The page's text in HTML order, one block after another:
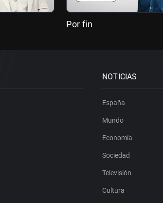
Por fin
NOTICIAS
España
Mundo
Economía
Sociedad
Televisión
Cultura